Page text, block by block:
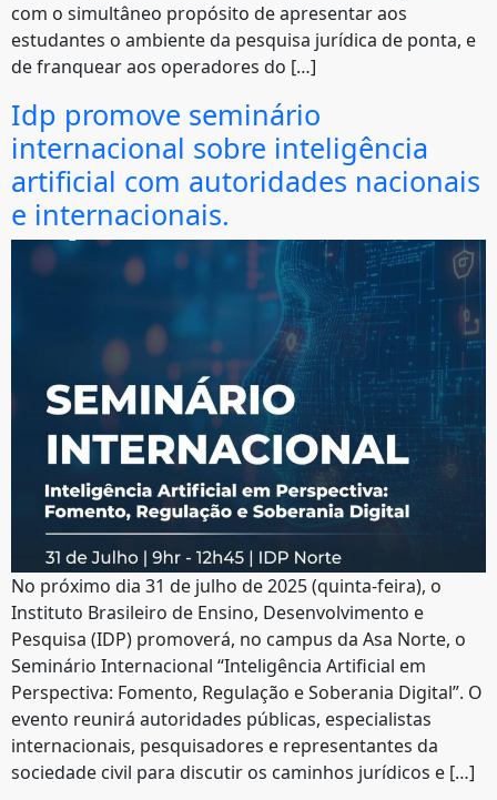
com o simultâneo propósito de apresentar aos
estudantes o ambiente da pesquisa jurídica de ponta, e
de franquear aos operadores do […]
Idp promove seminário
internacional sobre inteligência
artificial com autoridades nacionais
e internacionais.
No próximo dia 31 de julho de 2025 (quinta-feira), o
Instituto Brasileiro de Ensino, Desenvolvimento e
Pesquisa (IDP) promoverá, no campus da Asa Norte, o
Seminário Internacional “Inteligência Artificial em
Perspectiva: Fomento, Regulação e Soberania Digital”. O
evento reunirá autoridades públicas, especialistas
internacionais, pesquisadores e representantes da
sociedade civil para discutir os caminhos jurídicos e […]